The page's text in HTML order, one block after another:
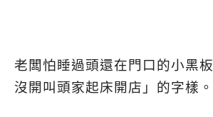
老闆怕睡過頭還在門口的小黑
沒開叫頭家起床開店」的字樣。